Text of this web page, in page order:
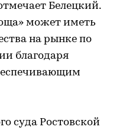
Белецкий.
может иметь
на рынке по
благодаря
суда Ростовской